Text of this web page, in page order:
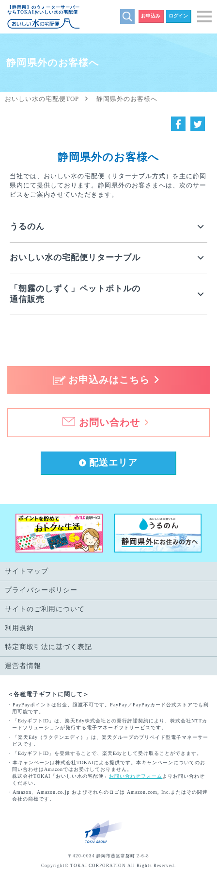
【静岡県】のウォーターサーバー
ならTOKAIおいしい水の宅配便
お申込み ログイン
静岡県外のお客様へ
おいしい水の宅配便TOP 静岡県外のお客様へ
静岡県外のお客様へ
当社では、おいしい水の宅配便（リターナブル方式）を主に静岡
県内にて提供しております。静岡県外のお客さまへは、次のサー
ビスをご案内させていただきます。
うるのん
おいしい水の宅配便リターナブル
「朝霧のしずく」ペットボトルの
通信販売
お申込みはこちら
お問い合わせ
配送エリア
サイトマップ
プライバシーポリシー
サイトのご利用について
利用規約
特定商取引法に基づく表記
運営者情報
＜各種電子ギフトに関して＞
・PayPayポイントは出金、譲渡不可です。PayPay／PayPayカード公式ストアでも利
用可能です。
・「EdyギフトID」は、楽天Edy株式会社との発行許諾契約により、株式会社NTTカ
ードソリューションが発行する電子マネーギフトサービスです。
・「楽天Edy（ラクテンエディ）」は、楽天グループのプリペイド型電子マネーサー
ビスです。
・「EdyギフトID」を登録することで、楽天Edyとして受け取ることができます。
・本キャンペーンは株式会社TOKAIによる提供です。本キャンペーンについてのお
問い合わせはAmazonではお受けしておりません。
株式会社TOKAI「おいしい水の宅配便」 お問い合わせフォーム よりお問い合わせ
ください。
・Amazon、Amazon.co.jp およびそれらのロゴは Amazon.com, Inc.またはその関連
会社の商標です。
〒420-0034 静岡市葵区常磐町 2-6-8
Copyright© TOKAI CORPORATION All Rights Reserved.